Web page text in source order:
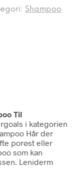
Shampoo
Til
i kategorien
Hår der
porøst eller
som kan
Leniderm